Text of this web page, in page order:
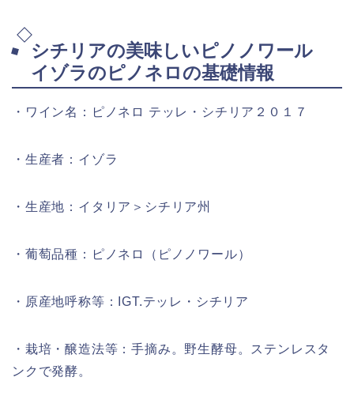
シチリアの美味しいピノノワール
イゾラのピノネロの基礎情報
・ワイン名：ピノネロ テッレ・シチリア２０１７
・生産者：イゾラ
・生産地：イタリア＞シチリア州
・葡萄品種：ピノネロ（ピノノワール）
・原産地呼称等：IGT.テッレ・シチリア
・栽培・醸造法等：手摘み。野生酵母。ステンレスタ
ンクで発酵。